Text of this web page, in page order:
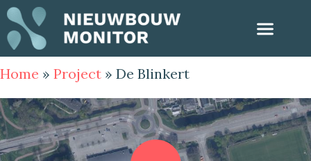
Home » Project » De Blinkert